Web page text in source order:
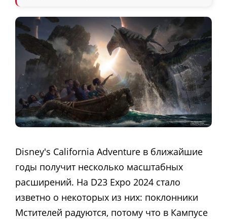
Disney's California Adventure в ближайшие
годы получит несколько масштабных
расширений. На D23 Expo 2024 стало
изветно о некоторых из них: поклонники
Мстителей радуются, потому что в Кампусе